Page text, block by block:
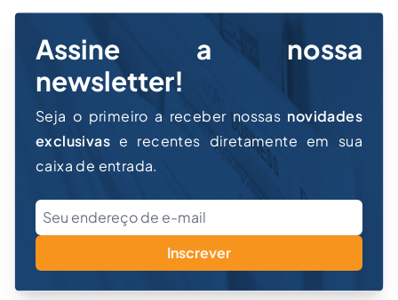
Assine a nossa
newsletter!
Seja o primeiro a receber nossas novidades
exclusivas e recentes diretamente em sua
caixa de entrada.
Inscrever